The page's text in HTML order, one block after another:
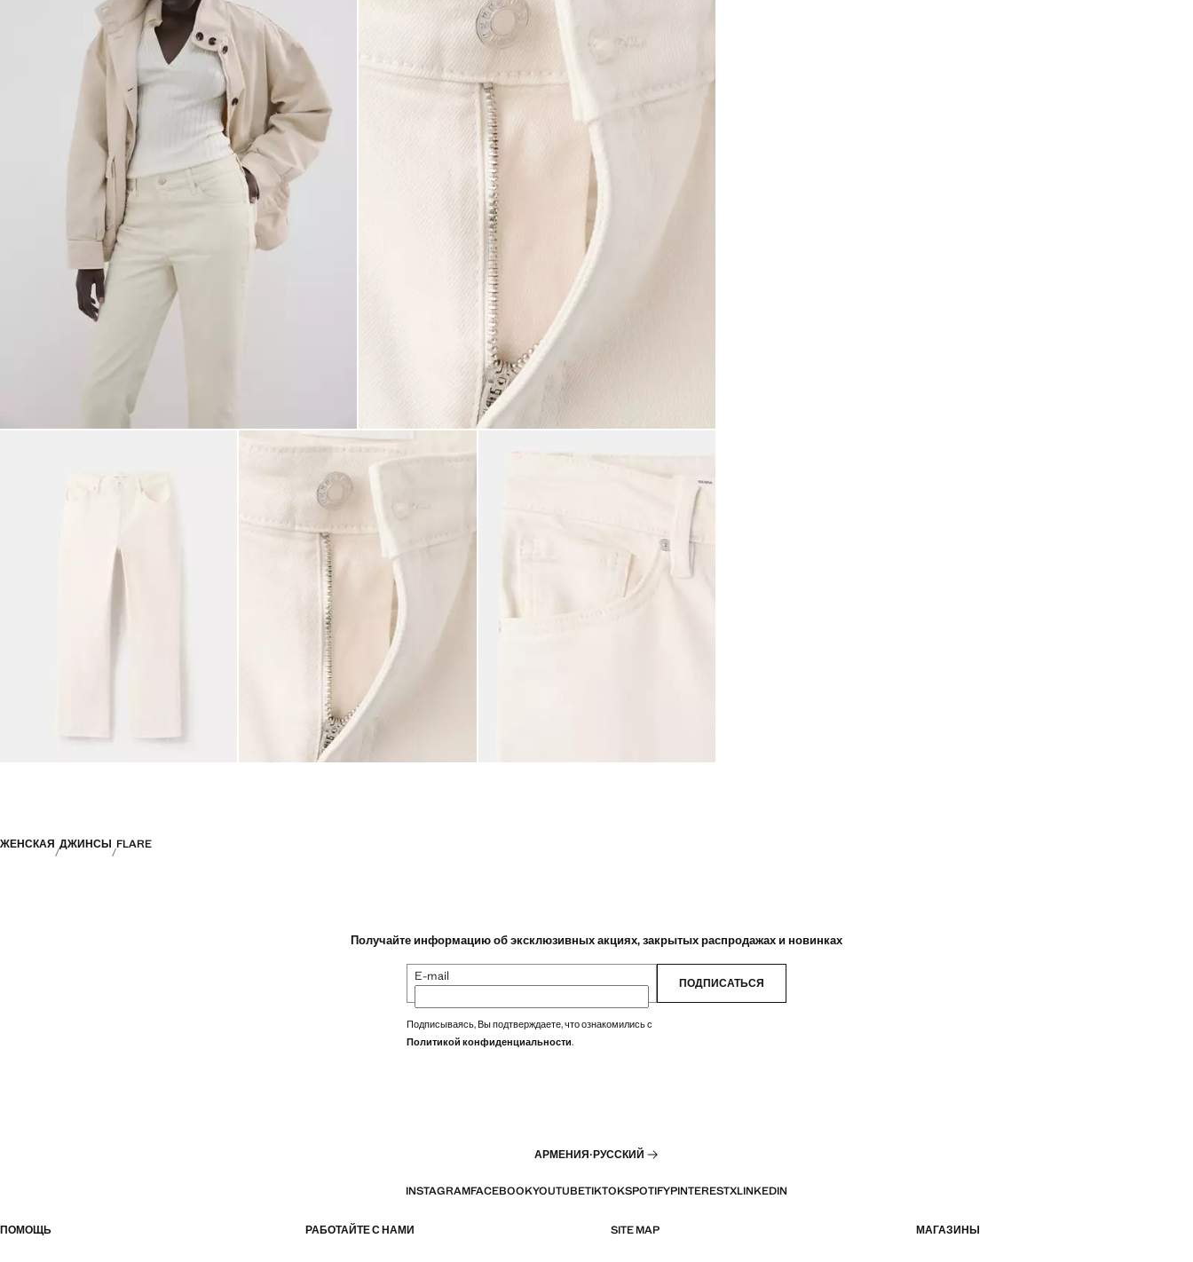
ЖЕНСКАЯ ДЖИНСЫ FLARE
Получайте информацию об эксклюзивных акциях, закрытых распродажах и новинках
E-mail ПОДПИСАТЬСЯ
Подписываясь, Вы подтверждаете, что ознакомились с
Политикой конфиденциальности.
АРМЕНИЯ·РУССКИЙ
INSTAGRAMFACEBOOKYOUTUBETIKTOKSPOTIFYPINTERESTXLINKEDIN
ПОМОЩЬ РАБОТАЙТЕ С НАМИ SITE MAP МАГАЗИНЫ